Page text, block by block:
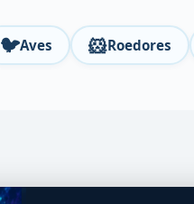
🐦Aves 🐹Roedores